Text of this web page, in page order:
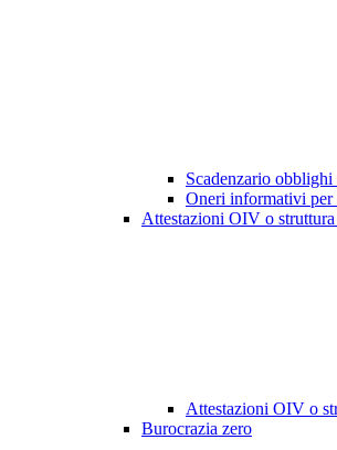
Scadenzario
Oneri informativi per
Attestazioni OIV o struttura
Attestazioni OIV o
Burocrazia zero